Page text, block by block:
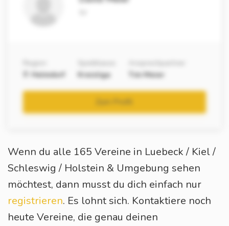
Helmdorf
Kreisliga
Tim Meier
Wenn du alle 165 Vereine in Luebeck / Kiel /
Schleswig / Holstein & Umgebung sehen
möchtest, dann musst du dich einfach nur
registrieren. Es lohnt sich. Kontaktiere noch
heute Vereine, die genau deinen